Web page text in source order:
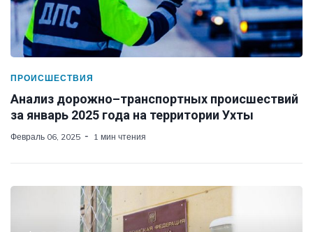
ПРОИСШЕСТВИЯ
Анализ дорожно–транспортных происшествий
за январь 2025 года на территории Ухты
Февраль 06, 2025 1 мин чтения